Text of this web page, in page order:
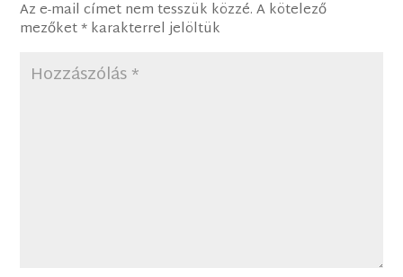
Az e-mail címet nem tesszük közzé. A kötelező
mezőket*karakterrel jelöltük